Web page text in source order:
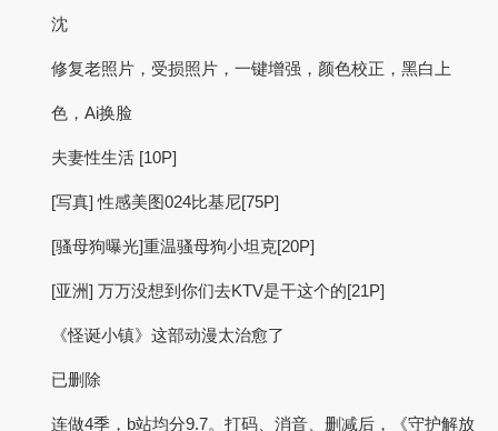
沈
修复老照片，受损照片，一键增强，颜色校正，黑白上
色，Ai换脸
夫妻性生活 [10P]
[写真] 性感美图024比基尼[75P]
[骚母狗曝光]重温骚母狗小坦克[20P]
[亚洲] 万万没想到你们去KTV是干这个的[21P]
《怪诞小镇》这部动漫太治愈了
已删除
连做4季，b站均分9.7。打码、消音、删减后，《守护解放